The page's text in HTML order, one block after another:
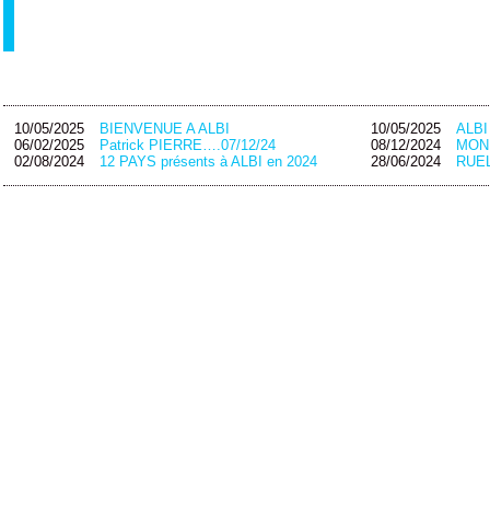
10/05/2025 BIENVENUE A ALBI 10/05/2025
ALBI
06/02/2025
Patrick PIERRE….07/12/24 08/12/2024
02/08/2024
12 PAYS présents à ALBI en 2024 28/06/2024